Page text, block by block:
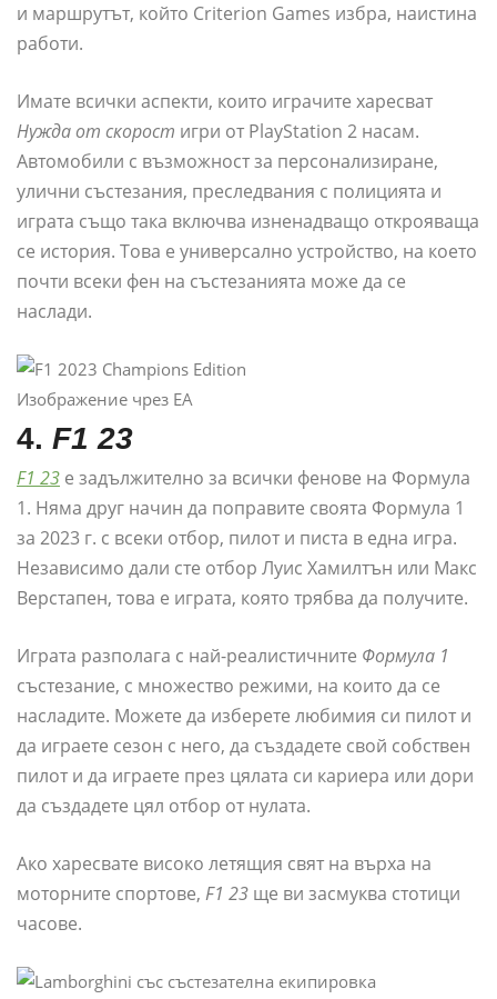
и маршрутът, който Criterion Games избра, наистина
работи.
Имате всички аспекти, които играчите харесват
Нужда от скорост игри от PlayStation 2 насам.
Автомобили с възможност за персонализиране,
улични състезания, преследвания с полицията и
играта също така включва изненадващо открояваща
се история. Това е универсално устройство, на което
почти всеки фен на състезанията може да се
наслади.
Изображение чрез EA
4. F1 23
F1 23 е задължително за всички фенове на Формула
1. Няма друг начин да поправите своята Формула 1
за 2023 г. с всеки отбор, пилот и писта в една игра.
Независимо дали сте отбор Луис Хамилтън или Макс
Верстапен, това е играта, която трябва да получите.
Играта разполага с най-реалистичните Формула 1
състезание, с множество режими, на които да се
насладите. Можете да изберете любимия си пилот и
да играете сезон с него, да създадете свой собствен
пилот и да играете през цялата си кариера или дори
да създадете цял отбор от нулата.
Ако харесвате високо летящия свят на върха на
моторните спортове, F1 23 ще ви засмуква стотици
часове.